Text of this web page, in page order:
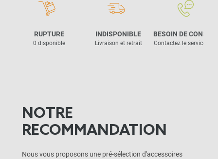
RUPTURE
0 disponible
INDISPONIBLE
Livraison et retrait
BESOIN DE CONSEIL
Contactez le service
NOTRE
RECOMMANDATION
Nous vous proposons une pré-sélection d'accessoires